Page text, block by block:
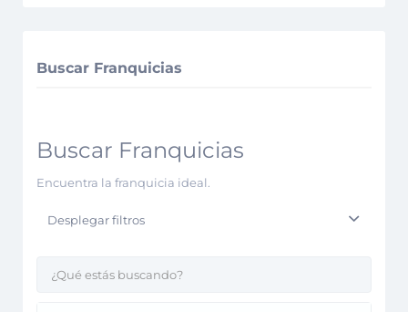
Buscar Franquicias
Buscar Franquicias
Encuentra la franquicia ideal.
Desplegar filtros